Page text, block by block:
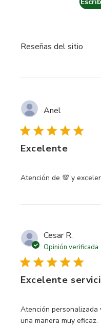
Reseñas del sitio
Anel
Excelente
Atención de 💯 y
read more about
Cesar R.
Opinión verificada
Excelente
Atención personalizada
una manera muy eficaz.
read more about